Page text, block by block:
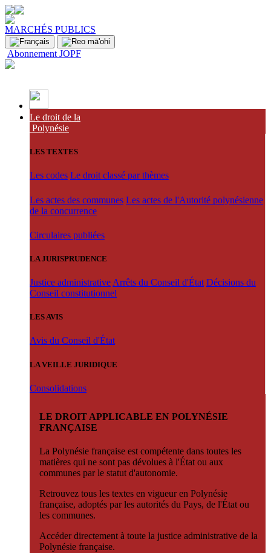
MARCHÉS PUBLICS
Abonnement JOPF
Le droit de la
Polynésie
LES TEXTES
Les codes Le droit classé par thèmes
Les actes des communes Les actes de l'Autorité polynésienne
de la concurrence
Circulaires publiées
LA JURISPRUDENCE
Justice administrative Arrêts du Conseil d'État Décisions du
Conseil constitutionnel
LES AVIS
Avis du Conseil d'État
LA VEILLE JURIDIQUE
Consolidations
LE DROIT APPLICABLE EN POLYNÉSIE
FRANÇAISE
La Polynésie française est compétente dans toutes les
matières qui ne sont pas dévolues à l'État ou aux
communes par le statut d'autonomie.
Retrouvez tous les textes en vigueur en Polynésie
française, adoptés par les autorités du Pays, de l'État ou
les communes.
Accéder directement à toute la justice administrative de la
Polynésie française.